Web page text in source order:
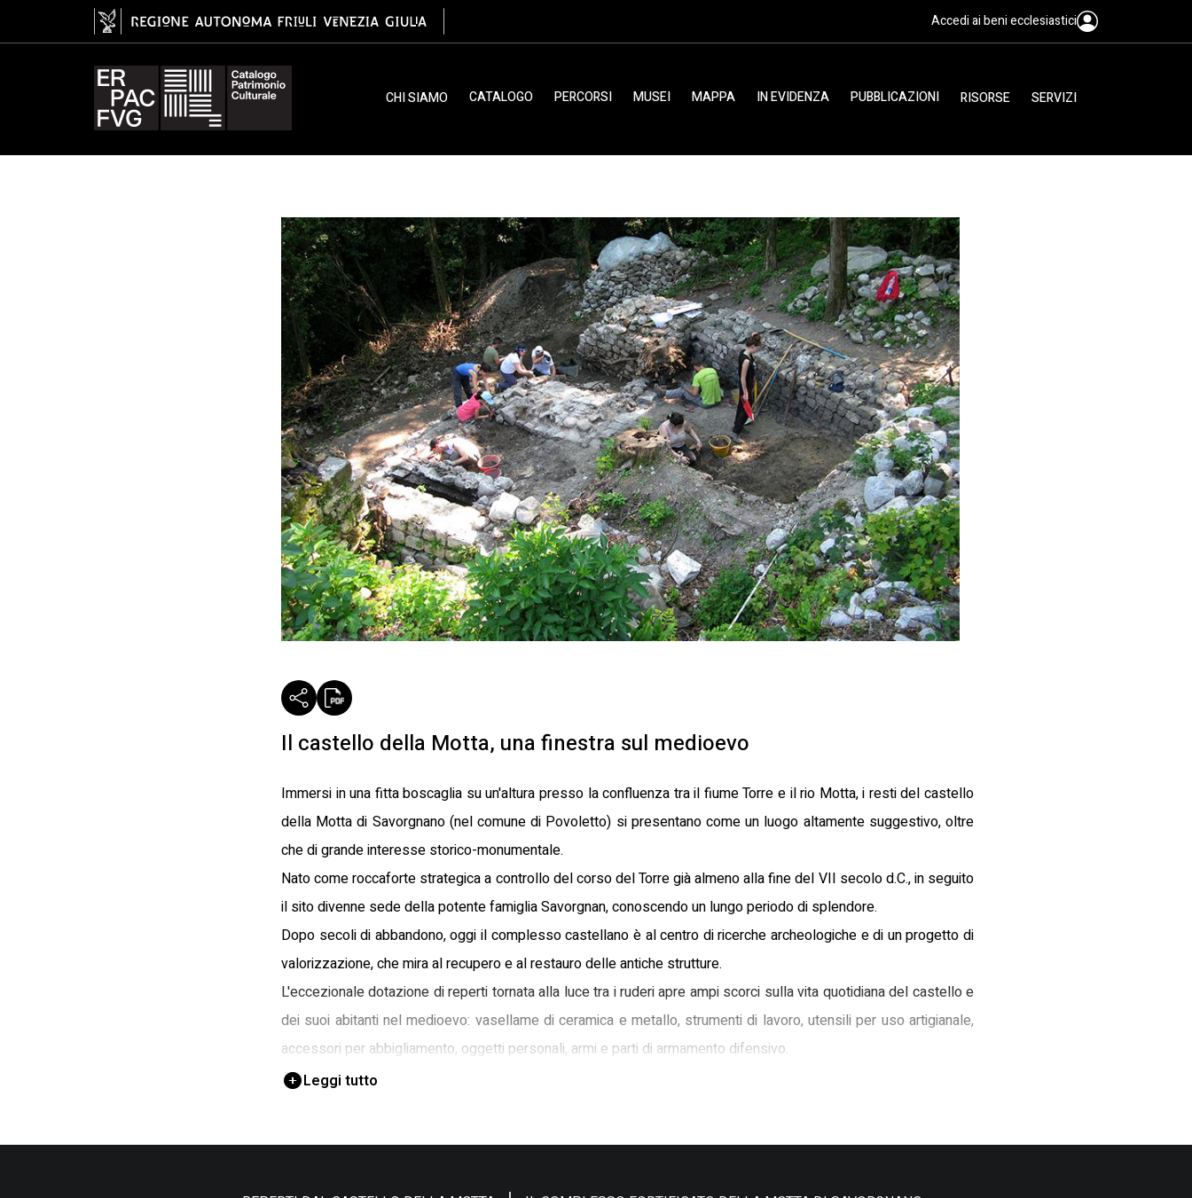
Il castello della Motta, una finestra sul medioevo Accedi ai beni ecclesiastici
CHI SIAMO CATALOGO PERCORSI MUSEI MAPPA IN EVIDENZA PUBBLICAZIONI RISORSE SERVIZI
Il castello della Motta, una finestra sul medioevo
Immersi in una fitta boscaglia su un'altura presso la confluenza tra il fiume Torre e il rio Motta, i resti del castello
della Motta di Savorgnano (nel comune di Povoletto) si presentano come un luogo altamente suggestivo, oltre
che di grande interesse storico-monumentale.
Nato come roccaforte strategica a controllo del corso del Torre già almeno alla fine del VII secolo d.C., in seguito
il sito divenne sede della potente famiglia Savorgnan, conoscendo un lungo periodo di splendore.
Dopo secoli di abbandono, oggi il complesso castellano è al centro di ricerche archeologiche e di un progetto di
valorizzazione, che mira al recupero e al restauro delle antiche strutture.
L'eccezionale dotazione di reperti tornata alla luce tra i ruderi apre ampi scorci sulla vita quotidiana del castello e
dei suoi abitanti nel medioevo: vasellame di ceramica e metallo, strumenti di lavoro, utensili per uso artigianale,
accessori per abbigliamento, oggetti personali, armi e parti di armamento difensivo.
Per ammirare questo ricco patrimonio immergendosi nell'atmosfera di un castello medievale, merita una visita
Leggi tutto